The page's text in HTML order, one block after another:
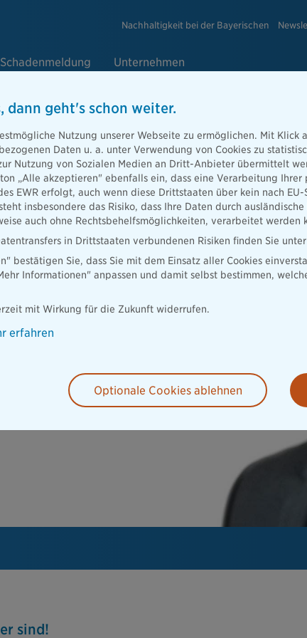
Nachhaltigkeit bei der Bayerischen
Schadenmeldung Unternehmen
sind!
dann geht's schon weiter.
Nutzung unserer Webseite zu ermöglichen. Mit Klick
Daten u. a. unter Verwendung von Cookies zu
Nutzung von Sozialen Medien an Dritt-Anbieter übermittelt
„Alle akzeptieren" ebenfalls ein, dass eine Verarbeitung Ihrer
EWR erfolgt, auch wenn diese Drittstaaten über kein nach EU-
insbesondere das Risiko, dass Ihre Daten durch
auch ohne Rechtsbehelfsmöglichkeiten, verarbeitet werden
in Drittstaaten verbundenen Risiken finden Sie
bestätigen Sie, dass Sie mit dem Einsatz aller Cookies
Informationen" anpassen und damit selbst bestimmen,
mit Wirkung für die Zukunft widerrufen.
erfahren
Optionale Cookies ablehnen